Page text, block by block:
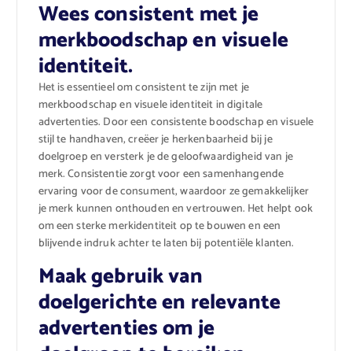
Wees consistent met je
merkboodschap en visuele
identiteit.
Het is essentieel om consistent te zijn met je
merkboodschap en visuele identiteit in digitale
advertenties. Door een consistente boodschap en visuele
stijl te handhaven, creëer je herkenbaarheid bij je
doelgroep en versterk je de geloofwaardigheid van je
merk. Consistentie zorgt voor een samenhangende
ervaring voor de consument, waardoor ze gemakkelijker
je merk kunnen onthouden en vertrouwen. Het helpt ook
om een sterke merkidentiteit op te bouwen en een
blijvende indruk achter te laten bij potentiële klanten.
Maak gebruik van
doelgerichte en relevante
advertenties om je